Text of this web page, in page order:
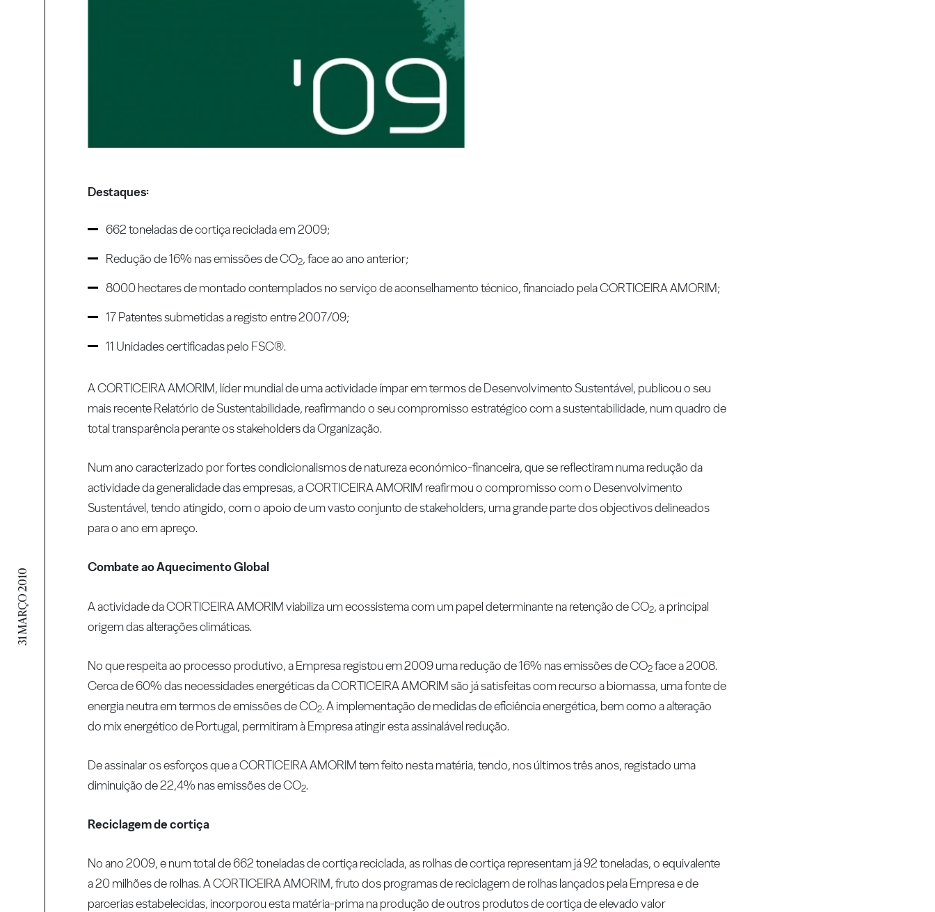
31 MARÇO 2010
Destaques:
662 toneladas de cortiça reciclada em 2009;
Redução de 16% nas emissões de CO2, face ao ano anterior;
8000 hectares de montado contemplados no serviço de aconselhamento técnico, financiado pela CORTICEIRA AMORIM;
17 Patentes submetidas a registo entre 2007/09;
11 Unidades certificadas pelo FSC®.
A CORTICEIRA AMORIM, líder mundial de uma actividade ímpar em termos de Desenvolvimento Sustentável, publicou o seu
mais recente Relatório de Sustentabilidade, reafirmando o seu compromisso estratégico com a sustentabilidade, num quadro de
total transparência perante os stakeholders da Organização.
Num ano caracterizado por fortes condicionalismos de natureza económico-financeira, que se reflectiram numa redução da
actividade da generalidade das empresas, a CORTICEIRA AMORIM reafirmou o compromisso com o Desenvolvimento
Sustentável, tendo atingido, com o apoio de um vasto conjunto de stakeholders, uma grande parte dos objectivos delineados
para o ano em apreço.
Combate ao Aquecimento Global
A actividade da CORTICEIRA AMORIM viabiliza um ecossistema com um papel determinante na retenção de CO2, a principal
origem das alterações climáticas.
No que respeita ao processo produtivo, a Empresa registou em 2009 uma redução de 16% nas emissões de CO2face a 2008.
Cerca de 60% das necessidades energéticas da CORTICEIRA AMORIM são já satisfeitas com recurso a biomassa, uma fonte de
energia neutra em termos de emissões de CO2. A implementação de medidas de eficiência energética, bem como a alteração
do mix energético de Portugal, permitiram à Empresa atingir esta assinalável redução.
De assinalar os esforços que a CORTICEIRA AMORIM tem feito nesta matéria, tendo, nos últimos três anos, registado uma
diminuição de 22,4% nas emissões de CO2.
Reciclagem de cortiça
No ano 2009, e num total de 662 toneladas de cortiça reciclada, as rolhas de cortiça representam já 92 toneladas, o equivalente
a 20 milhões de rolhas. A CORTICEIRA AMORIM, fruto dos programas de reciclagem de rolhas lançados pela Empresa e de
parcerias estabelecidas, incorporou esta matéria-prima na produção de outros produtos de cortiça de elevado valor